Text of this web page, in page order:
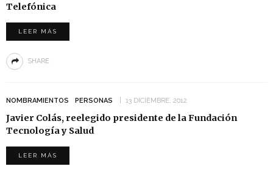
Telefónica
LEER MÁS
SHARE
NOMBRAMIENTOS PERSONAS 13 DICIEMBRE, 2012
Javier Colás, reelegido presidente de la Fundación
Tecnología y Salud
LEER MÁS